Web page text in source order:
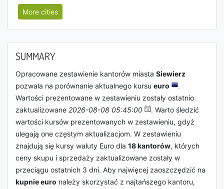
More cities
SUMMARY
Opracowane zestawienie kantorów miasta Siewierz
pozwala na porównanie aktualnego kursu euro
.
Wartości prezentowane w zestawieniu zostały ostatnio
zaktualizowane 2026-08-08 05:45:00
. Warto śledzić
wartości kursów prezentowanych w zestawieniu, gdyż
ulegają one częstym aktualizacjom. W zestawieniu
znajdują się kursy waluty Euro dla 18 kantorów, których
ceny skupu i sprzedaży zaktualizowane zostały w
przeciągu ostatnich 3 dni. Aby najwięcej zaoszczędzić na
kupnie euro należy skorzystać z najtańszego kantoru,